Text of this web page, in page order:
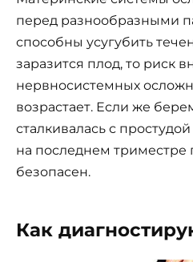
перед разнообразными
способны усугубить
заразится плод, то риск
нервносистемных
возрастает. Если же
сталкивалась с
на последнем триместре
безопасен.
Как